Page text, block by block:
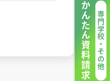
専門学校・その他
かんたん資料請求